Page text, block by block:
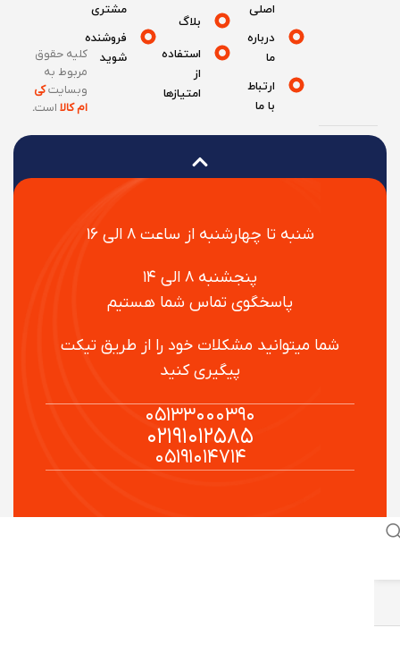
شنبه تا چهارشنبه از ساعت ۸ الی ۱۶
پنجشنبه ۸ الی ۱۴
پاسخگوی تماس شما هستیم
شما میتوانید مشکلات خود را از طریق تیکت
پیگیری کنید
۰۵۱۳۳۰۰۰۳۹۰
۰۲۱۹۱۰۱۲۵۸۵
۰۵۱۹۱۰۱۴۷۱۴
درباره
ارتباط
بلاگ
استفاده
امتیازها
مشتری
فروشنده
شوید
کلیه حقوق
مربوط به
وبسایتکی
ام کالااست.